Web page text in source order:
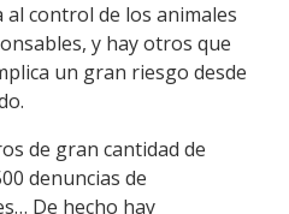
al control de los animales
y hay otros que
un gran riesgo desde
de gran cantidad de
denuncias de
De hecho hay